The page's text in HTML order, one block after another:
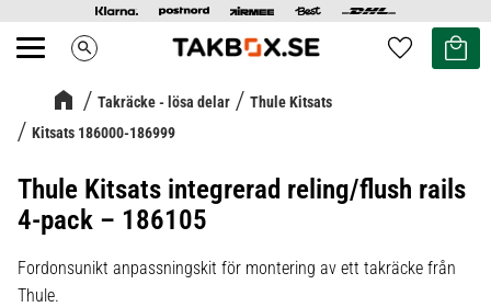
Meny search Favoriter
Kundvagn
Takräcke - lösa delar
Thule Kitsats
Kitsats 186000-186999
Thule Kitsats integrerad reling/flush rails
4-pack – 186105
Fordonsunikt anpassningskit för montering av ett takräcke från
Thule.